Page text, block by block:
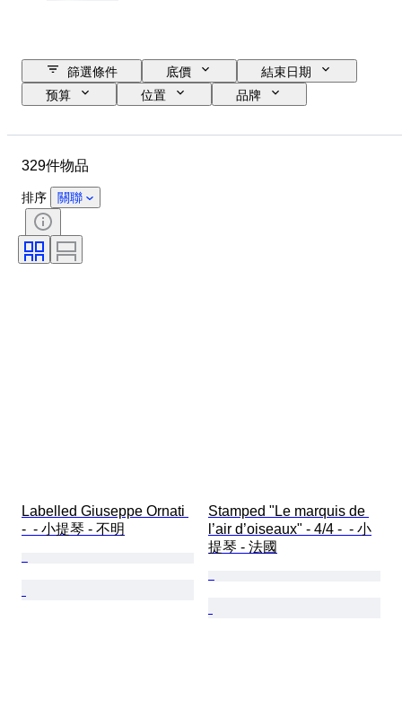
篩選條件 底價
結束日期
预算
位置
品牌
款式
329件物品
排序 關聯
Labelled Giuseppe Ornati
-  - 小提琴 - 不明
Stamped "Le marquis de
l’air d’oiseaux" - 4/4 -  - 小
提琴 - 法國